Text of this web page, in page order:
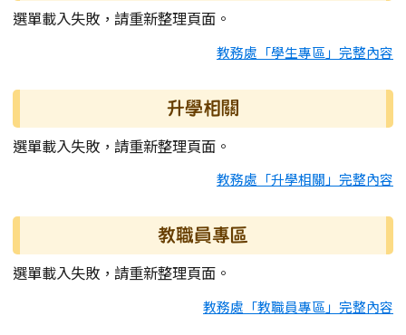
選單載入失敗，請重新整理頁面。
教務處「學生專區」完整內容
升學相關
選單載入失敗，請重新整理頁面。
教務處「升學相關」完整內容
教職員專區
選單載入失敗，請重新整理頁面。
教務處「教職員專區」完整內容